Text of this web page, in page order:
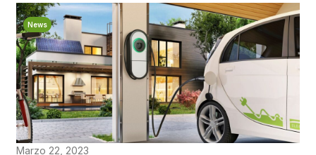
News
Marzo 22, 2023